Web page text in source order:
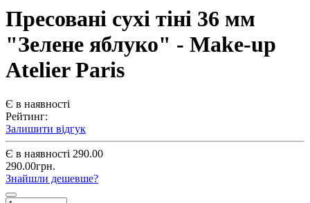
Пресовані сухі тіні 36 мм
"Зелене яблуко" - Make-up
Atelier Paris
Є в наявності
Рейтинг:
Залишити відгук
Є в наявності 290.00
290.00грн.
Знайшли дешевше?